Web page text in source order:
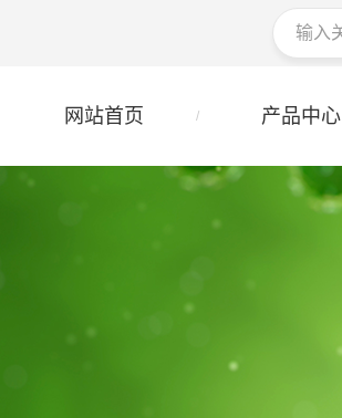
网站首页 产品中心